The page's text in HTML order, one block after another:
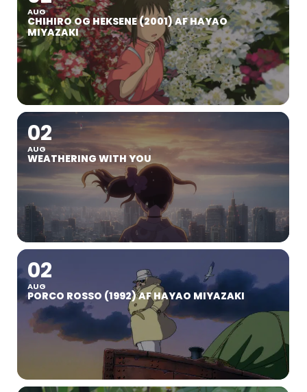
AUG
CHIHIRO OG HEKSENE (2001) AF HAYAO
MIYAZAKI
02
AUG
WEATHERING WITH YOU
02
AUG
PORCO ROSSO (1992) AF HAYAO MIYAZAKI